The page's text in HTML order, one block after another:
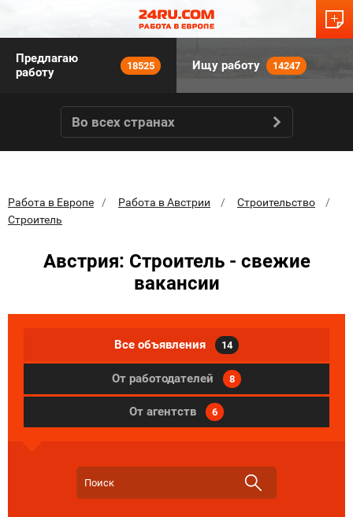
Предлагаю
работу
18525 Ищу работу 14247
Во всех странах
Работа в Европе Работа в Австрии
Строительство
Строитель
Австрия: Строитель - свежие
вакансии
Все объявления 14
От работодателей 8
От агентств 6